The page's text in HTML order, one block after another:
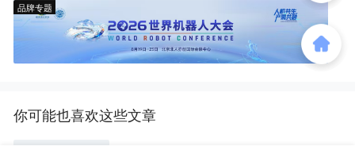
品牌专题
你可能也喜欢这些文章